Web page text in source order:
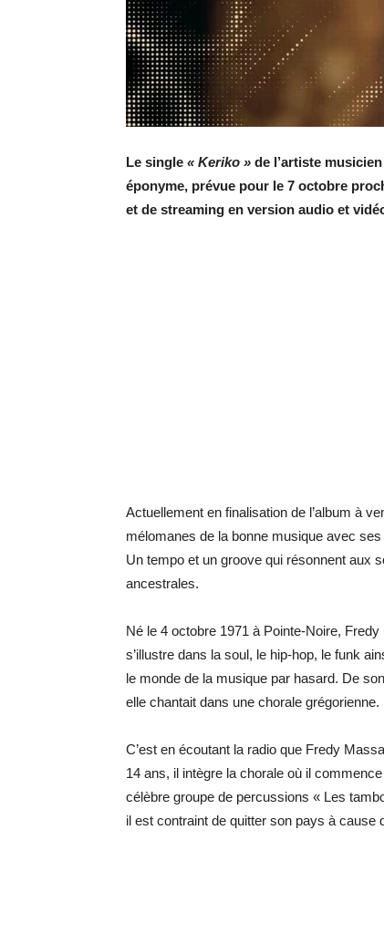
Le single « Keriko » de l’artiste
éponyme, prévue pour le 7 octobre
et de streaming en version audio et
Actuellement en finalisation de l’album à
mélomanes de la bonne musique avec
Un tempo et un groove qui résonnent aux
ancestrales.
Né le 4 octobre 1971 à Pointe-Noire,
s’illustre dans la soul, le hip-hop, le funk
le monde de la musique par hasard. De
elle chantait dans une chorale grégorienne.
C’est en écoutant la radio que Fredy
14 ans, il intègre la chorale où il
célèbre groupe de percussions « Les
il est contraint de quitter son pays à cause